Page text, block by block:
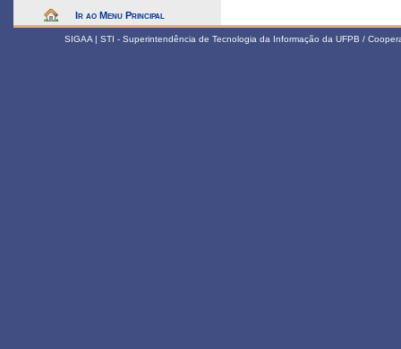
Ir ao Menu Principal
SIGAA | STI - Superintendência de Tecnologia da Informação da UFPB /